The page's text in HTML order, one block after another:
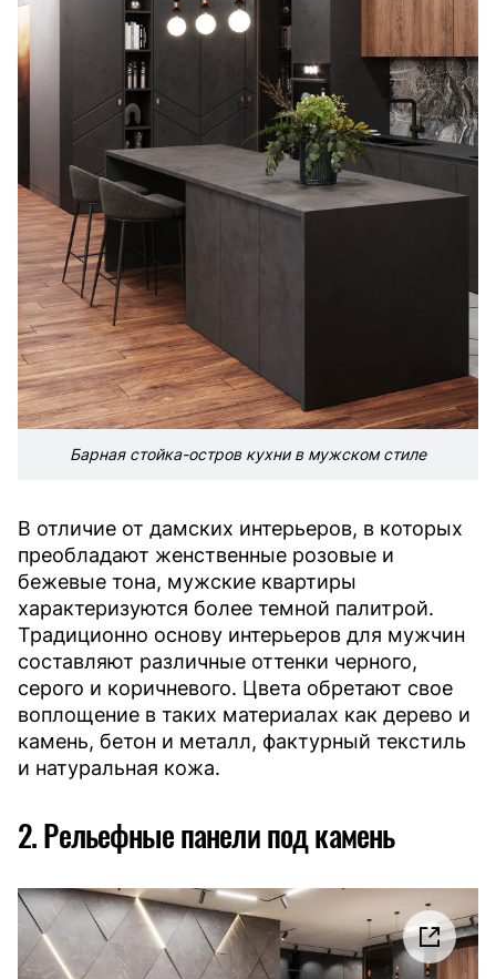
Барная стойка-остров кухни в мужском стиле
В отличие от дамских интерьеров, в которых
преобладают женственные розовые и
бежевые тона, мужские квартиры
характеризуются более темной палитрой.
Традиционно основу интерьеров для мужчин
составляют различные оттенки черного,
серого и коричневого. Цвета обретают свое
воплощение в таких материалах как дерево и
камень, бетон и металл, фактурный текстиль
и натуральная кожа.
2. Рельефные панели под камень